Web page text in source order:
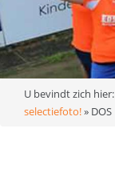
U bevindt zich hier:
selectiefoto!» DOS